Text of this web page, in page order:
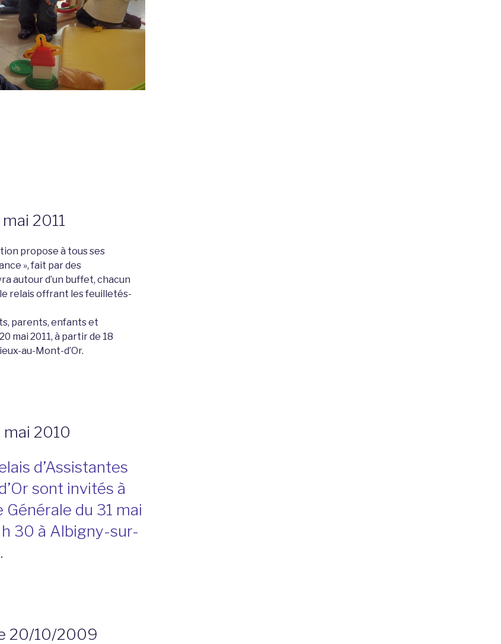
2011
propose à tous ses
», fait par des
autour d’un buffet, chacun
relais offrant les feuilletés-
parents, enfants et
mai 2011, à partir de 18
au-Mont-d’Or.
mai 2010
d’Assistantes
sont invités à
Générale du 31 mai
30 à Albigny-sur-
20/10/2009